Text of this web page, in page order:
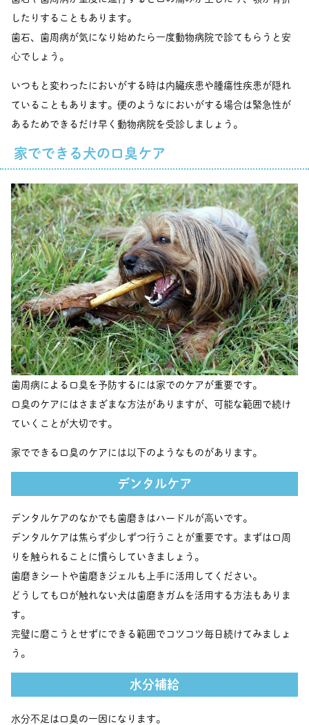
したりすることもあります。
歯石、歯周病が気になり始めたら一度動物病院で診てもらうと安
心でしょう。
いつもと変わったにおいがする時は内臓疾患や腫瘍性疾患が隠れ
ていることもあります。便のようなにおいがする場合は緊急性が
あるためできるだけ早く動物病院を受診しましょう。
家でできる犬の口臭ケア
歯周病による口臭を予防するには家でのケアが重要です。
口臭のケアにはさまざまな方法がありますが、可能な範囲で続け
ていくことが大切です。
家でできる口臭のケアには以下のようなものがあります。
デンタルケア
デンタルケアのなかでも歯磨きはハードルが高いです。
デンタルケアは焦らず少しずつ行うことが重要です。まずは口周
りを触られることに慣らしていきましょう。
歯磨きシートや歯磨きジェルも上手に活用してください。
どうしても口が触れない犬は歯磨きガムを活用する方法もありま
す。
完璧に磨こうとせずにできる範囲でコツコツ毎日続けてみましょ
う。
水分補給
水分不足は口臭の一因になります。